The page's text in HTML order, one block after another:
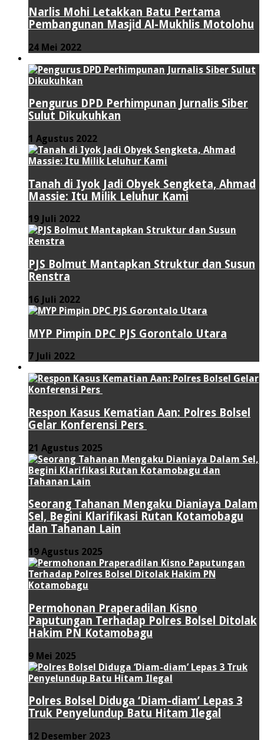
Narlis Mohi Letakkan Batu Pertama
Pembangunan Masjid Al-Mukhlis Motolohu
24 Mei 2022
Pengurus DPD Perhimpunan Jurnalis Siber
Sulut Dikukuhkan
1 Agustus 2022
Tanah di Iyok Jadi Obyek Sengketa, Ahmad
Massie: Itu Milik Leluhur Kami
19 Juli 2022
PJS Bolmut Mantapkan Struktur dan Susun
Renstra
16 Juli 2022
MYP Pimpin DPC PJS Gorontalo Utara
7 Juli 2022
Respon Kasus Kematian Aan: Polres Bolsel
Gelar Konferensi Pers
21 Agustus 2025
Seorang Tahanan Mengaku Dianiaya Dalam
Sel, Begini Klarifikasi Rutan Kotamobagu
dan Tahanan Lain
19 Agustus 2025
Permohonan Praperadilan Kisno
Paputungan Terhadap Polres Bolsel Ditolak
Hakim PN Kotamobagu
9 Mei 2025
Polres Bolsel Diduga ‘Diam-diam’ Lepas 3
Truk Penyelundup Batu Hitam Ilegal
12 Desember 2023